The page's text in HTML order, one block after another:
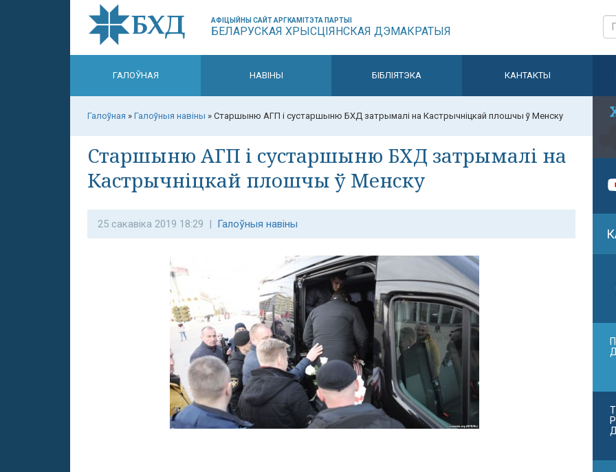
АФІЦЫЙНЫ САЙТ АРГКАМІТЭТА ПАРТЫІ
БЕЛАРУСКАЯ ХРЫСЦІЯНСКАЯ ДЭМАКРАТЫЯ
ГАЛОЎНАЯ НАВІНЫ БІБЛІЯТЭКА КАНТАКТЫ
Галоўная » Галоўныя навіны » Старшыню АГП і сустаршыню БХД затрымалі на Кастрычніцкай плошчы ў Менску
Старшыню АГП і сустаршыню БХД затрымалі на
Кастрычніцкай плошчы ў Менску
25 сакавіка 2019 18:29 | Галоўныя навіны